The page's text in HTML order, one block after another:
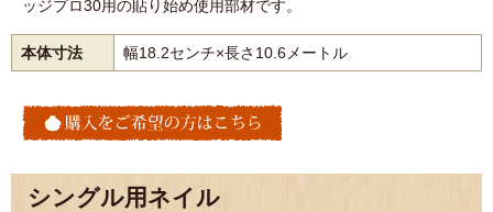
ッジプロ30用の貼り始め使用部材です。
本体寸法 幅18.2センチ×長さ10.6メートル
シングル用ネイル